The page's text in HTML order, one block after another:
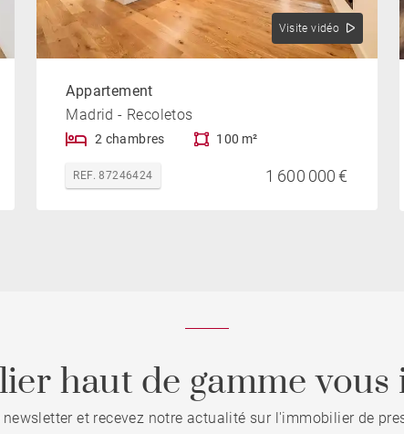
Visite vidéo
Appartement
Madrid - Recoletos
2 chambres 100 m²
REF. 87246424 1 600 000 €
haut de gamme vous
et recevez notre actualité sur l'immobilier de